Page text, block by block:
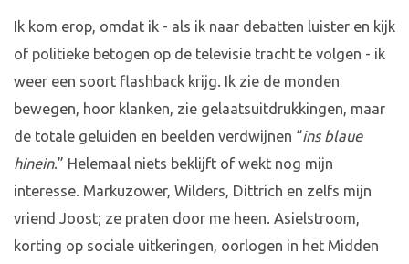
Ik kom erop, omdat ik - als ik naar debatten luister en kijk
of politieke betogen op de televisie tracht te volgen - ik
weer een soort flashback krijg. Ik zie de monden
bewegen, hoor klanken, zie gelaatsuitdrukkingen, maar
de totale geluiden en beelden verdwijnen “ins blaue
hinein.” Helemaal niets beklijft of wekt nog mijn
interesse. Markuzower, Wilders, Dittrich en zelfs mijn
vriend Joost; ze praten door me heen. Asielstroom,
korting op sociale uitkeringen, oorlogen in het Midden